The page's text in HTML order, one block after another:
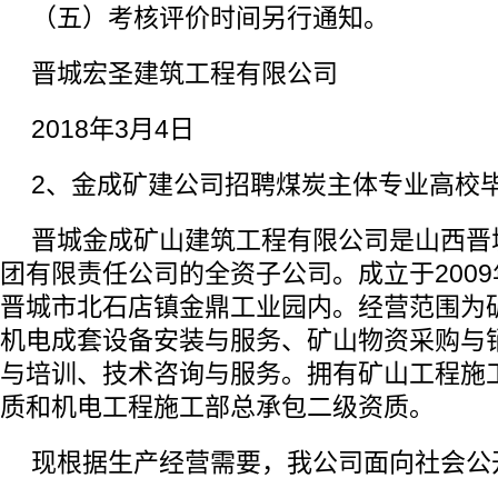
（五）考核评价时间另行通知。
晋城宏圣建筑工程有限公司
2018年3月4日
2、金成矿建公司招聘煤炭主体专业高校
晋城金成矿山建筑工程有限公司是山西
团有限责任公司的全资子公司。成立于
晋城市北石店镇金鼎工业园内。经营范围为
机电成套设备安装与服务、矿山物资采购与
与培训、技术咨询与服务。拥有矿山工程施
质和机电工程施工部总承包二级资质。
现根据生产经营需要，我公司面向社会